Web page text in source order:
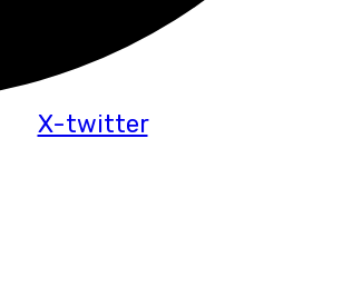
X-twitter